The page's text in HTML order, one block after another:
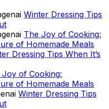
Winter Dressing Tips
The Joy of Cooking:
of Homemade Meals
Dressing Tips When It’s
Joy of Cooking:
of Homemade Meals
Winter Dressing Tips